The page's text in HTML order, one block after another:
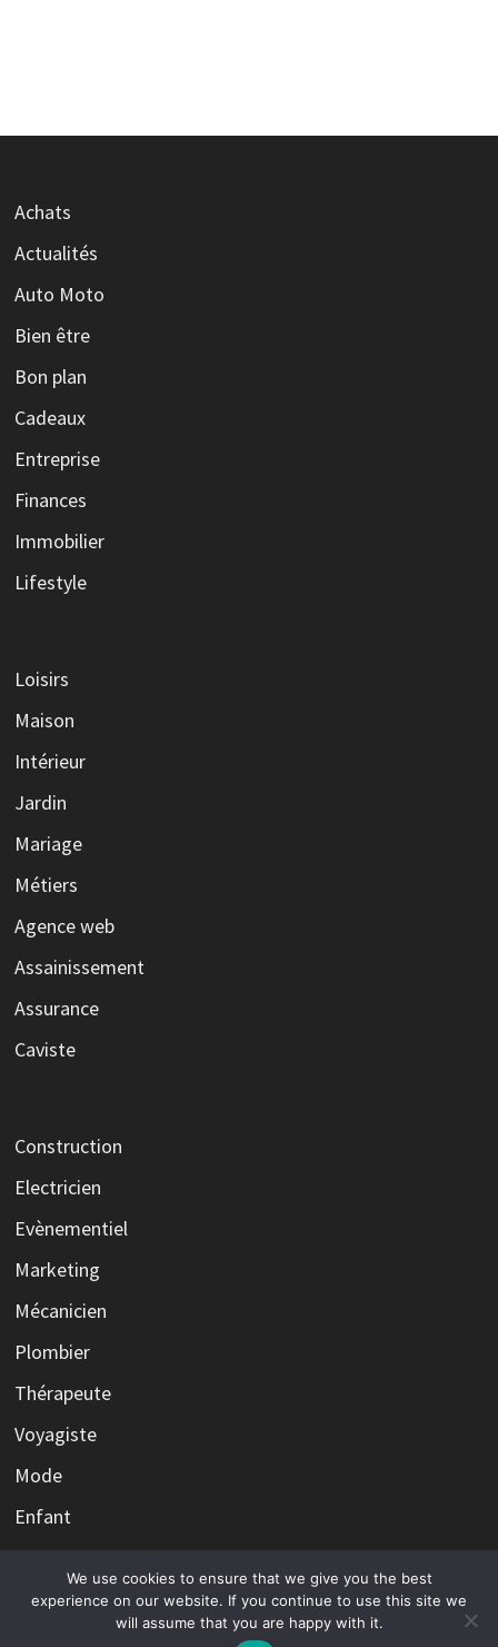
Achats
Actualités
Auto Moto
Bien être
Bon plan
Cadeaux
Entreprise
Finances
Immobilier
Lifestyle
Loisirs
Maison
Intérieur
Jardin
Mariage
Métiers
Agence web
Assainissement
Assurance
Caviste
Construction
Electricien
Evènementiel
Marketing
Mécanicien
Plombier
Thérapeute
Voyagiste
Mode
Enfant
Copyright © 2026Le fantôme du web qui hante vos
We use cookies to ensure that we give you the best
experience on our website. If you continue to use this site we
will assume that you are happy with it.